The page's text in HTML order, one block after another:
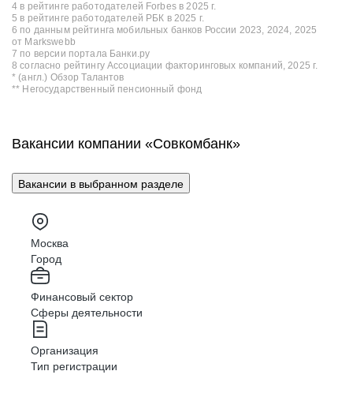
4 в рейтинге работодателей Forbes в 2025 г.
5 в рейтинге работодателей РБК в 2025 г.
6 по данным рейтинга мобильных банков России 2023, 2024, 2025
от Markswebb
7 по версии портала Банки.ру
8 согласно рейтингу Ассоциации факторинговых компаний, 2025 г.
* (англ.) Обзор Талантов
** Негосударственный пенсионный фонд
Вакансии компании «Совкомбанк»
Вакансии в выбранном разделе
Москва
Город
Финансовый сектор
Сферы деятельности
Организация
Тип регистрации